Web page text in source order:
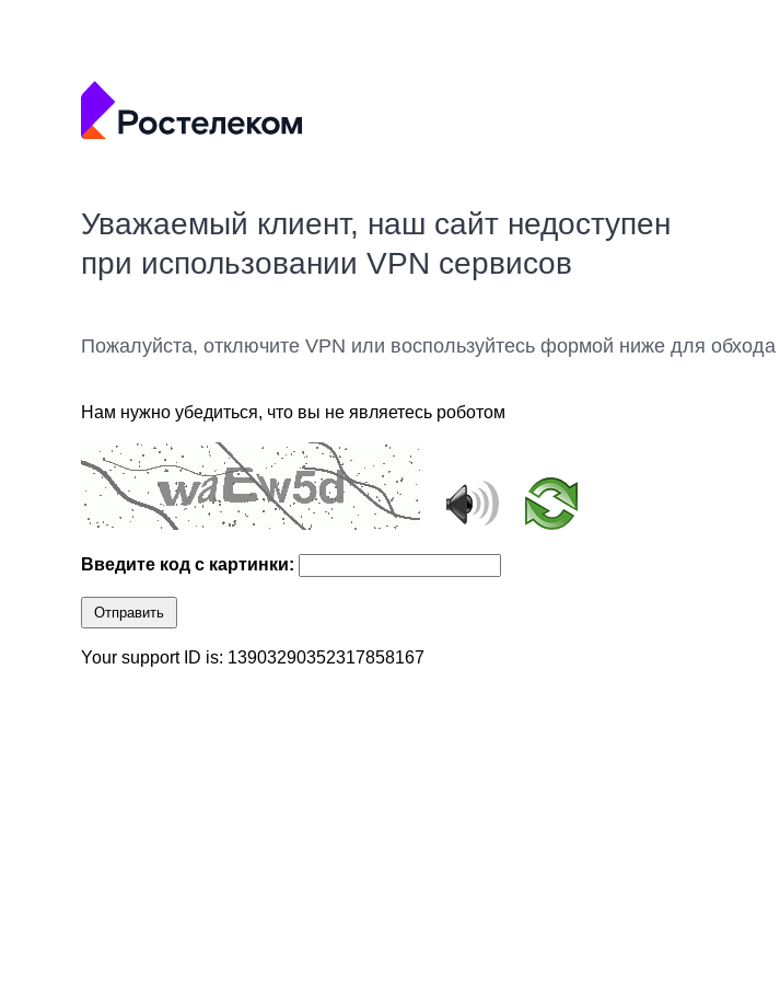
Уважаемый клиент, наш сайт недоступен
при использовании VPN сервисов
Пожалуйста, отключите VPN или воспользуйтесь формой ниже для обхода
Нам нужно убедиться, что вы не являетесь роботом
Введите код с картинки:
Отправить
Your support ID is: 13903290352317858167